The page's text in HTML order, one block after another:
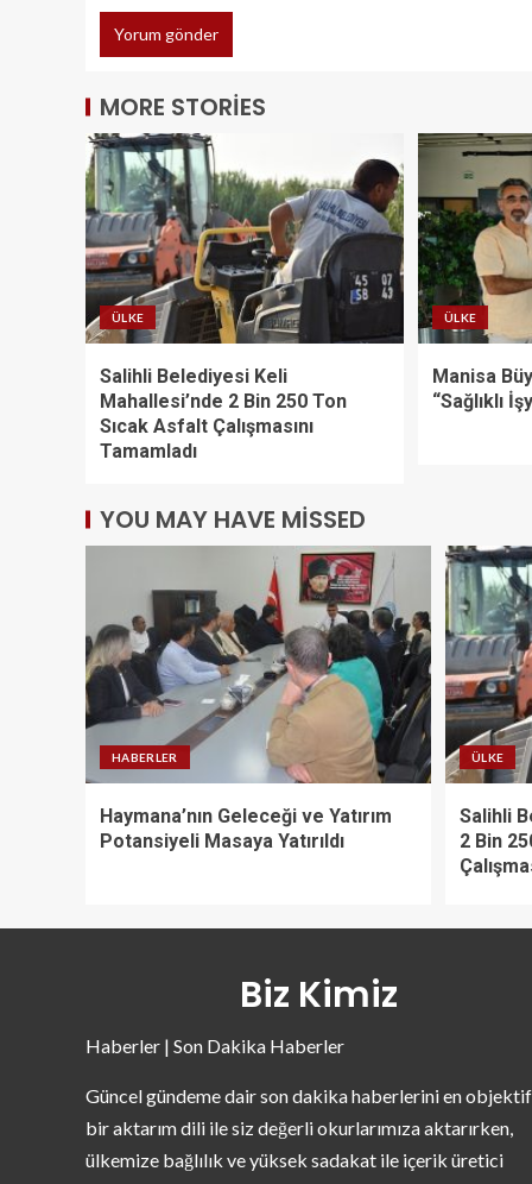
MORE STORIES
ÜLKE
Salihli Belediyesi Keli
Mahallesi’nde 2 Bin 250 Ton
Sıcak Asfalt Çalışmasını
Tamamladı
ÜLKE
Manisa
“Sağlıklı
YOU MAY HAVE MISSED
HABERLER
Haymana’nın Geleceği ve Yatırım
Potansiyeli Masaya Yatırıldı
ÜLKE
Salihli
2 Bin
Biz Kimiz
Haberler | Son Dakika Haberler
Güncel gündeme dair son dakika haberlerini en objektif
bir aktarım dili ile siz değerli okurlarımıza aktarırken,
ülkemize bağlılık ve yüksek sadakat ile içerik üretici